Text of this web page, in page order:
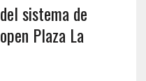
sistema de
Plaza La